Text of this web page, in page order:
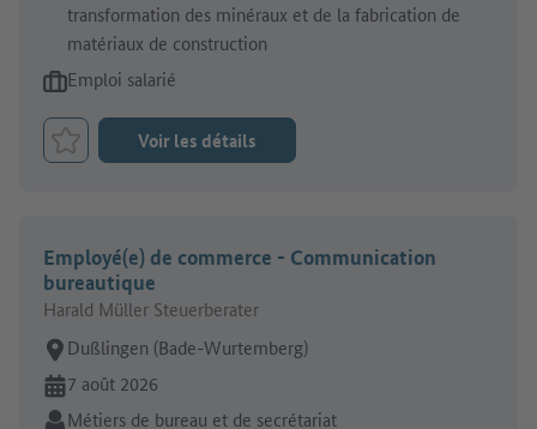
transformation des minéraux et de la fabrication de
matériaux de construction
Type d'offre d'emploi:
Emploi salarié
Retenir le job
Voir les détails
Employé(e) de commerce - Communication
bureautique
Harald Müller Steuerberater
Lieu de travail:
Dußlingen (Bade-Wurtemberg)
En ligne depuis:
7 août 2026
Secteur:
Métiers de bureau et de secrétariat